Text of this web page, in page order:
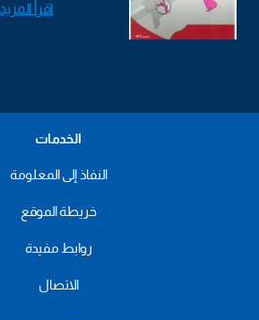
اقرأ المزيد
الخدمات
النفاذ إلى المعلومة
خريطة الموقع
روابط مفيدة
الاتصال